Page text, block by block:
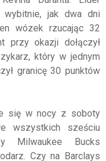
wybitnie, jak dwa dni
wózek rzucając 32
przy okazji dołączył
który w jednym
granicę 30 punktów
się w nocy z soboty
wszystkich sześciu
Milwaukee Bucks
Czy na Barclays